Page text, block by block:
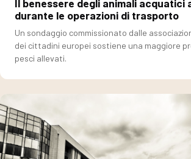
Il benessere degli animali acquatici
durante le operazioni di trasporto
Un sondaggio commissionato dalle
dei cittadini europei sostiene una maggiore
pesci allevati.